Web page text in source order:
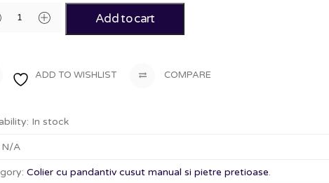
Add to cart
ADD TO WISHLIST COMPARE
In stock
N/A
Colier cu pandantiv cusut manual si pietre pretioase.